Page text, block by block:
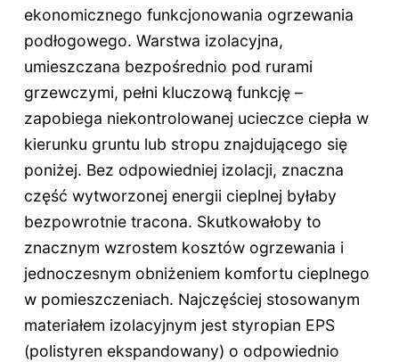
ekonomicznego funkcjonowania ogrzewania
podłogowego. Warstwa izolacyjna,
umieszczana bezpośrednio pod rurami
grzewczymi, pełni kluczową funkcję –
zapobiega niekontrolowanej ucieczce ciepła w
kierunku gruntu lub stropu znajdującego się
poniżej. Bez odpowiedniej izolacji, znaczna
część wytworzonej energii cieplnej byłaby
bezpowrotnie tracona. Skutkowałoby to
znacznym wzrostem kosztów ogrzewania i
jednoczesnym obniżeniem komfortu cieplnego
w pomieszczeniach. Najczęściej stosowanym
materiałem izolacyjnym jest styropian EPS
(polistyren ekspandowany) o odpowiednio